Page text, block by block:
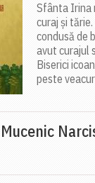
Sfânta Irina
curaj și
condusă de
avut curajul
Biserici
peste